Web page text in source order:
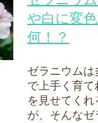
や白に変
何！？
ゼラニウムは
で上手く育
を見せてくれ
が、そんな